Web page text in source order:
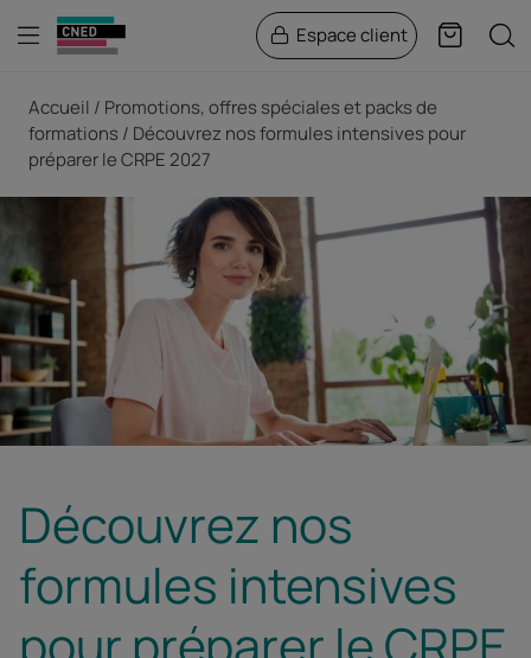
Menu Espace client Panier
Accueil
Promotions, offres spéciales et packs de
formations
Découvrez nos formules intensives pour
préparer le CRPE 2027
Découvrez nos
formules intensives